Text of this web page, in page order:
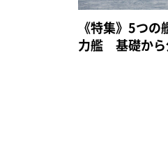
《特集》5つ
力艦 基礎から